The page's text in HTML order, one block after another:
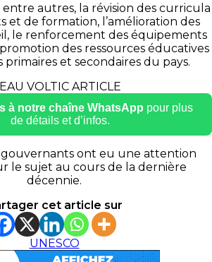
entre autres, la révision des curricula
et de formation, l’amélioration des
le renforcement des équipements
des ressources éducatives
primaires et secondaires du pays.
à notre chaîne WhatsApp pour plus
de détails et d’infos.
gouvernants ont eu une attention
le sujet au cours de la dernière
décennie.
cet article sur
UNESCO